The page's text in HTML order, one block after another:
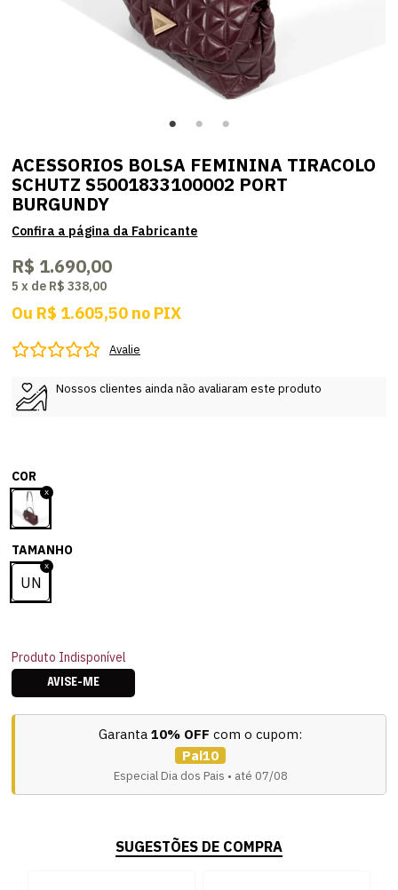
ACESSORIOS BOLSA FEMININA TIRACOLO
SCHUTZ S5001833100002 PORT
BURGUNDY
R$ 1.690,00
5 x de R$ 338,00
Ou R$ 1.605,50 no PIX
Avalie
Nossos clientes ainda não avaliaram este produto
COR
TAMANHO
UN
Produto Indisponível
AVISE-ME
Garanta 10% OFF com o cupom:
Pai10
Especial Dia dos Pais • até 07/08
SUGESTÕES DE COMPRA